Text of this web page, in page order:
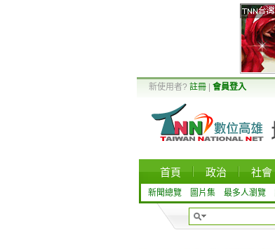
新使用者? 註冊 會員登入
首頁 政治 社會
新聞總覽 圖片集 最多人瀏覽